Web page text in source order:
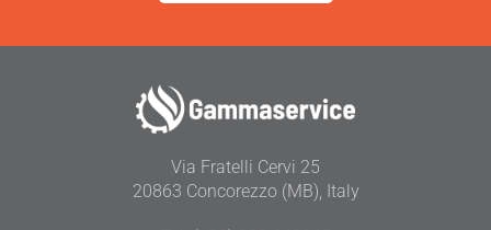
Via Fratelli Cervi 25
20863 Concorezzo (MB), Italy